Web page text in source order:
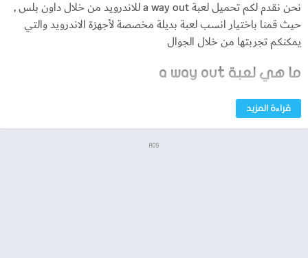
نحن نقدم لكم تحميل لعبة a way out للاندرويد من خلال داون بلس ,
حيث قمنا باختيار انسب لعبة بديلة مخصصة لأجهزة الاندرويد والتي
يمكنكم تجربتها من خلال الجوال
ما هي لعبة a way out
Out” هي لعبة فيديو متعددة اللاعبين القائمة على التعاون والتفاعل
والنسخة الرسمية للبلاي ستيشن لكن سنتطرق ايضا لنسخة بديلة
قراءة المزيد
ADS